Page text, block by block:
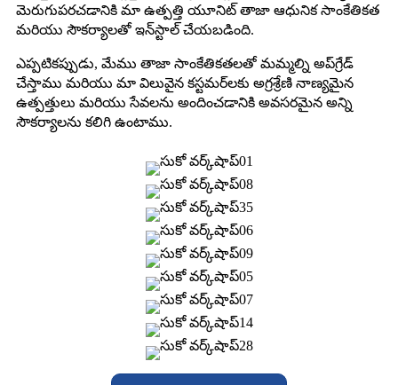
మెరుగుపరచడానికి మా ఉత్పత్తి యూనిట్ తాజా ఆధునిక సాంకేతికత
మరియు సౌకర్యాలతో ఇన్‌స్టాల్ చేయబడింది.
ఎప్పటికప్పుడు, మేము తాజా సాంకేతికతలతో మమ్మల్ని అప్‌గ్రేడ్
చేస్తాము మరియు మా విలువైన కస్టమర్‌లకు అగ్రశ్రేణి నాణ్యమైన
ఉత్పత్తులు మరియు సేవలను అందించడానికి అవసరమైన అన్ని
సౌకర్యాలను కలిగి ఉంటాము.